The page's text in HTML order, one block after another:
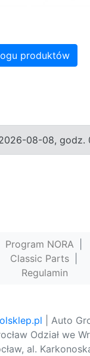
produktów
08-08, godz.
Program NORA
Classic Parts
Regulamin
| Auto
Odział we
al.